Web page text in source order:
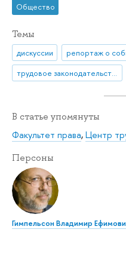
Общество
Темы
дискуссии репортаж о
трудовое законодательство
В статье упомянуты
Факультет права,Центр
Персоны
Гимпельсон Владимир